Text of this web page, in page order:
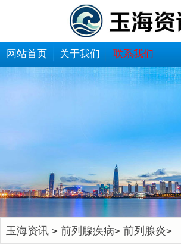
网站首页 关于我们 联系我们
玉海资讯> 前列腺疾病> 前列腺炎>